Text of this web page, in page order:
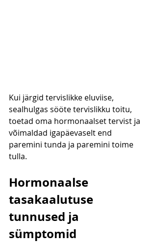
Kui järgid tervislikke eluviise,
sealhulgas sööte tervislikku toitu,
toetad oma hormonaalset tervist ja
võimaldad igapäevaselt end
paremini tunda ja paremini toime
tulla.
Hormonaalse
tasakaalutuse
tunnused ja
sümptomid